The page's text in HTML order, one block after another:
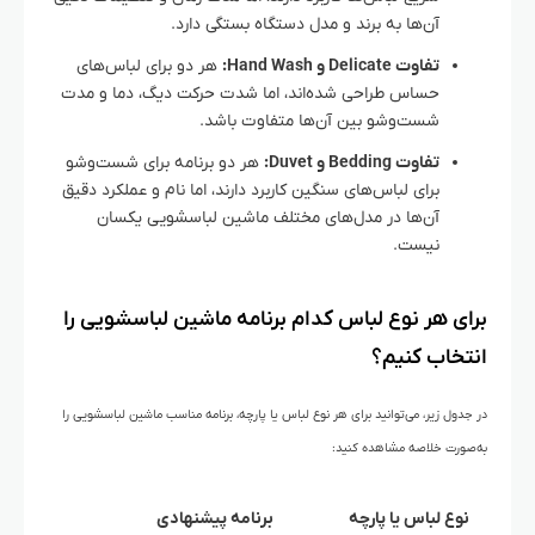
آن‌ها به برند و مدل دستگاه بستگی دارد.
تفاوت Delicate و Hand Wash:
هر دو برای لباس‌های
حساس طراحی شده‌اند، اما شدت حرکت دیگ، دما و مدت
شست‌وشو بین آن‌ها متفاوت باشد.
تفاوت Bedding و Duvet:
هر دو برنامه برای شست‌وشو
برای لباس‌های سنگین کاربرد دارند، اما نام و عملکرد دقیق
آن‌ها در مدل‌های مختلف ماشین لباسشویی یکسان
نیست.
برای هر نوع لباس کدام برنامه ماشین لباسشویی را
انتخاب کنیم؟
در جدول زیر، می‌توانید برای هر نوع لباس یا پارچه، برنامه مناسب ماشین لباسشویی را
به‌صورت خلاصه مشاهده کنید:
نوع لباس یا پارچه برنامه پیشنهادی